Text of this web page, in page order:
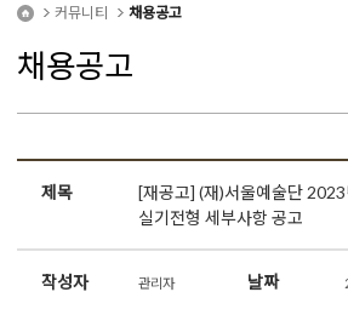
커뮤니티 채용공고
채용공고
제목
[재공고] (재)서울예술단
실기전형 세부사항 공고
작성자 관리자 날짜